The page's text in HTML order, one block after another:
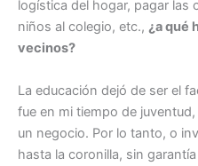
logística del hogar, pagar las
niños al colegio, etc., ¿a qué
vecinos?
La educación dejó de ser el
fue en mi tiempo de
un negocio. Por lo tanto, o
hasta la coronilla, sin